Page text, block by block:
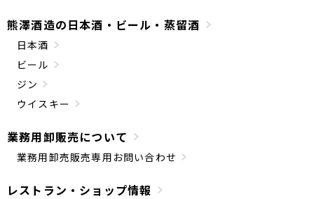
熊澤酒造の日本酒・ビール・蒸留酒
日本酒
ビール
ジン
ウイスキー
業務用卸販売について
業務用卸売販売専用お問い合わせ
レストラン・ショップ情報